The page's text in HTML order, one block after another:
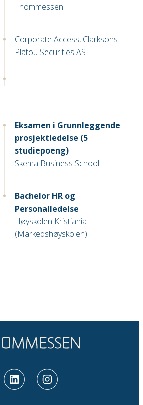
Thommessen
Corporate Access, Clarksons
Platou Securities AS
Eksamen i Grunnleggende
prosjektledelse (5
studiepoeng)
Skema Business School
Bachelor HR og
Personalledelse
Høyskolen Kristiania
(Markedshøyskolen)